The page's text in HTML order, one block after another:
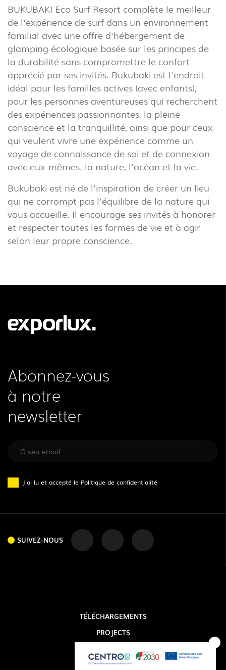
EXTÉRIEUR (22)
INDUSTRIEL (7)
TÉLÉCHARGEMENTS
PROJECTS
INFORMATION LÉGALE
EXPORLUX
NOUVELLES
CONTACTS
RAPPORTS
BUKUBAKI Eco Surf Resort complète le meilleur
de l'expérience de surf dans un environnement
familial avec une offre d'hébergement de
glamping écologique basée sur les principes de
la durabilité sans compromettre le confort
apprécié par ses invités. Bukubaki est l'endroit
idéal pour les familles actives (avec enfants),
pour les personnes aventureuses qui recherchent
des expériences passionnantes, la pleine
conscience et la tranquillité, ainsi que pour ceux
qui veulent vivre une expérience comme un
voyage de connaissance de soi et de connexion
avec eux-mêmes. la nature, l'océan et la vie.
Bukubaki est né de l'inspiration de créer un lieu
qui ne corrompt pas l'équilibre de la nature qui
vous accueille. Il encourage ses invités à honorer
et respecter toutes les formes de vie et à agir
selon leur propre conscience.
Abonnez-vous
à notre
newsletter
J'ai lu et accepté le Politique de confidentialité
SUIVEZ-NOUS
TÉLÉCHARGEMENTS
PROJECTS
EXPORLUX